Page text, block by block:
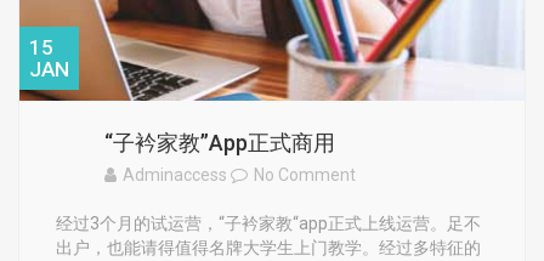
15
JAN
“子衿家教”app正式商用
Adminaccess No Comment
经过3个月的试运营，“子衿家教“app正式上线运营。足不
出户，也能请得值得名牌大学生上门教学。经过多特征的